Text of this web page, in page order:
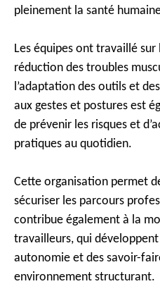
pleinement la santé
Les équipes ont travaillé sur
réduction des troubles
l’adaptation des outils et
aux gestes et postures est
de prévenir les risques et
pratiques au quotidien.
Cette organisation permet
sécuriser les parcours
contribue également à la
travailleurs, qui
autonomie et des savoir-
environnement structurant.